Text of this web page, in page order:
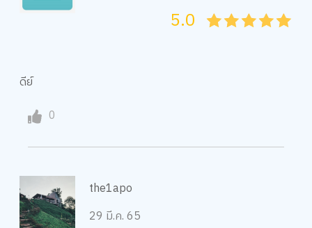
45
4
35
3
25
2
15
1
05
5.0
ดีย์
0
the1apo
29 มี.ค. 65